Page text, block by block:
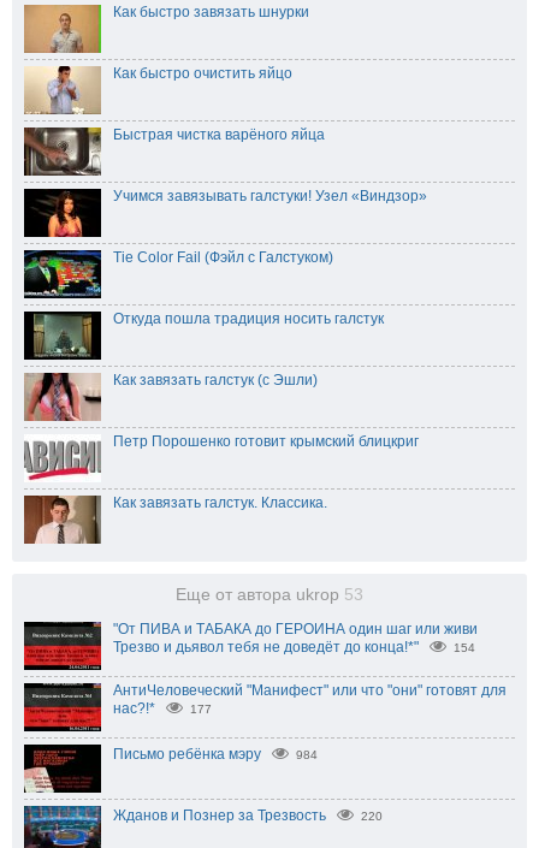
Как быстро завязать шнурки
Как быстро очистить яйцо
Быстрая чистка варёного яйца
Учимся завязывать галстуки! Узел «Виндзор»
Tie Color Fail (Фэйл с Галстуком)
Откуда пошла традиция носить галстук
Как завязать галстук (с Эшли)
Петр Порошенко готовит крымский блицкриг
Как завязать галстук. Классика.
Еще от автора ukrop 53
"От ПИВА и ТАБАКА до ГЕРОИНА один шаг или живи
Трезво и дьявол тебя не доведёт до конца!*"
154
АнтиЧеловеческий "Манифест" или что "они" готовят для
нас?!*
177
Письмо ребёнка мэру 984
Жданов и Познер за Трезвость 220